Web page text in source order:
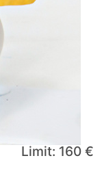
Limit: 160 €